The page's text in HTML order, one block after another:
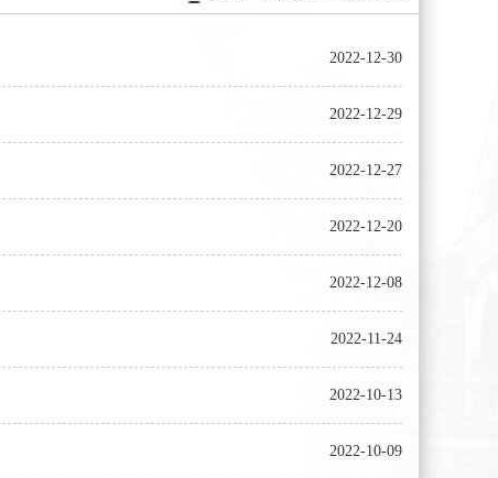
2022-12-30
2022-12-29
2022-12-27
2022-12-20
2022-12-08
2022-11-24
2022-10-13
2022-10-09